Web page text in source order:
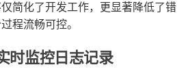
简化了开发工作，更显著降低了错
程流畅可控。
时监控日志记录